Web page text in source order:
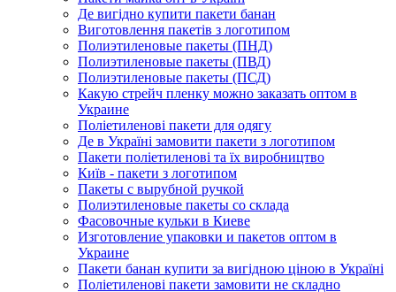
Де вигідно купити пакети банан
Виготовлення пакетів з логотипом
Полиэтиленовые пакеты (ПНД)
Полиэтиленовые пакеты (ПВД)
Полиэтиленовые пакеты (ПСД)
Какую стрейч пленку можно заказать оптом в
Украине
Поліетиленові пакети для одягу
Де в Україні замовити пакети з логотипом
Пакети поліетиленові та їх виробництво
Київ - пакети з логотипом
Пакеты с вырубной ручкой
Полиэтиленовые пакеты со склада
Фасовочные кульки в Киеве
Изготовление упаковки и пакетов оптом в
Украине
Пакети банан купити за вигідною ціною в Україні
Поліетиленові пакети замовити не складно